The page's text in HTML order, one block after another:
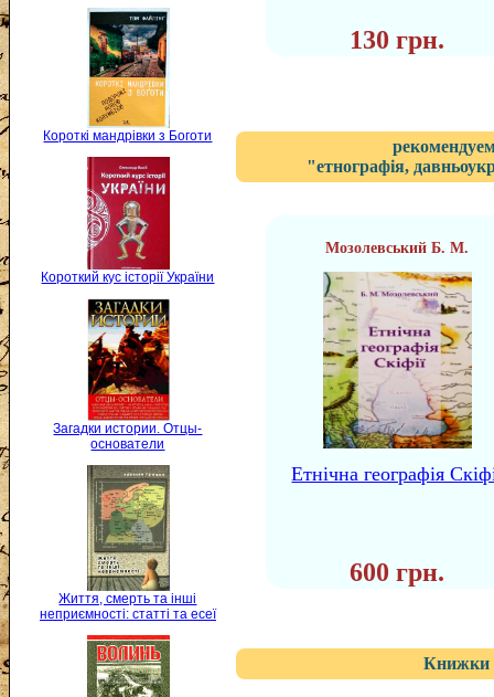
Короткі мандрівки з Боготи
Короткий кус історії України
Загадки истории. Отцы-
основатели
Життя, смерть та інші
неприємності: статті та есеї
130 грн.
"етнографія,
Мозолевський Б. М.
Етнічна географія
600 грн.
Книжки